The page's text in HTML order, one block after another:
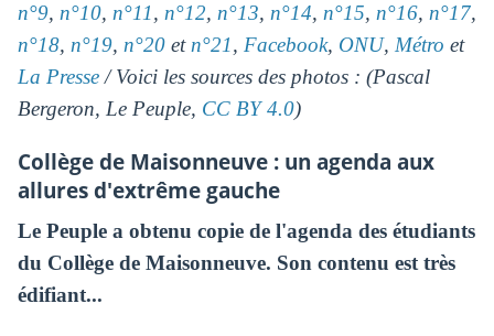
n°9, n°10, n°11, n°12, n°13, n°14, n°15, n°16, n°17,
n°18, n°19, n°20etn°21, Facebook, ONU, Métro et
La Presse/ Voici les sources des photos : (Pascal
Bergeron, Le Peuple, CC BY 4.0)
Collège de Maisonneuve : un agenda aux
allures d'extrême gauche
Le Peuple a obtenu copie de l'agenda des étudiants
du Collège de Maisonneuve. Son contenu est très
édifiant...